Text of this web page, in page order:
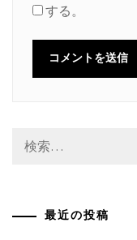
する。
索:
最近の投稿